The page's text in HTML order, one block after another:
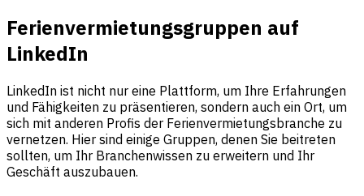
Ferienvermietungsgruppen auf
LinkedIn
LinkedIn ist nicht nur eine Plattform, um Ihre Erfahrungen
und Fähigkeiten zu präsentieren, sondern auch ein Ort, um
sich mit anderen Profis der Ferienvermietungsbranche zu
vernetzen. Hier sind einige Gruppen, denen Sie beitreten
sollten, um Ihr Branchenwissen zu erweitern und Ihr
Geschäft auszubauen.